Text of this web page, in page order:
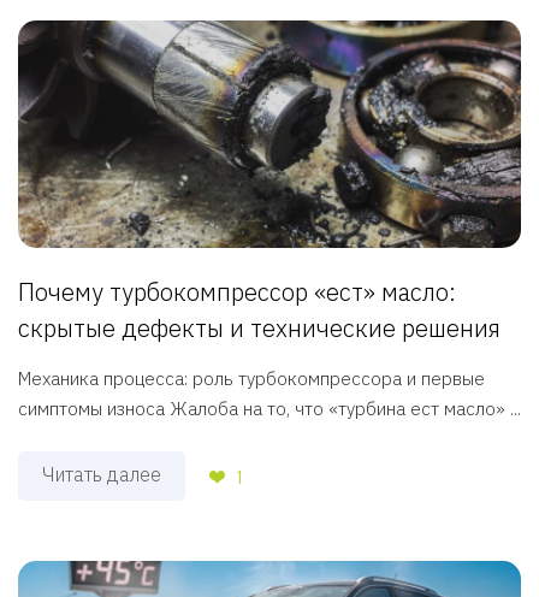
Почему турбокомпрессор «ест» масло:
скрытые дефекты и технические решения
Механика процесса: роль турбокомпрессора и первые
симптомы износа Жалоба на то, что «турбина ест масло» ...
Читать далее 1